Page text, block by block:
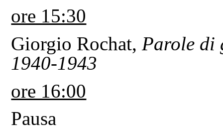
ore 15:30
Giorgio Rochat,Parole di
1940-1943
ore 16:00
Pausa